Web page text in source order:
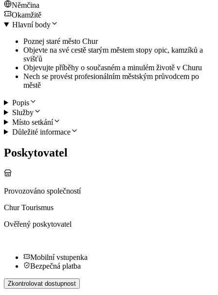
Němčina
Okamžitě
Hlavní body
Poznej staré město Chur
Objevte na své cestě starým městem stopy opic, kamzíků a
svišťů
Objevujte příběhy o současném a minulém životě v Churu
Nech se provést profesionálním městským průvodcem po
městě
Popis
Služby
Místo setkání
Důležité informace
Poskytovatel
Provozováno společností
Chur Tourismus
Ověřený poskytovatel
Mobilní vstupenka
Bezpečná platba
Zkontrolovat dostupnost